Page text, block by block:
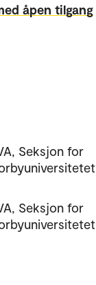
åpen tilgang
Seksjon for
Seksjon for